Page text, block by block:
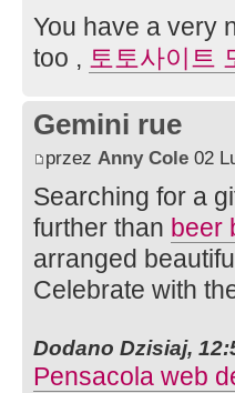
You have a very
too , 토토사이트
Gemini rue
przez Anny Cole 02
Searching for a
further than beer
arranged
Celebrate with
Dodano Dzisiaj,
Pensacola web